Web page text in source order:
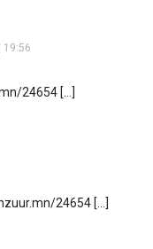
19:56
24654 […]
24654 […]